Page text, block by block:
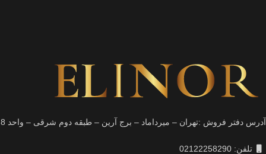
آدرس دفتر فروش :تهران – میرداماد – برج آرین – طبقه دوم شرقی – واحد 8
تلفن: 02122258290